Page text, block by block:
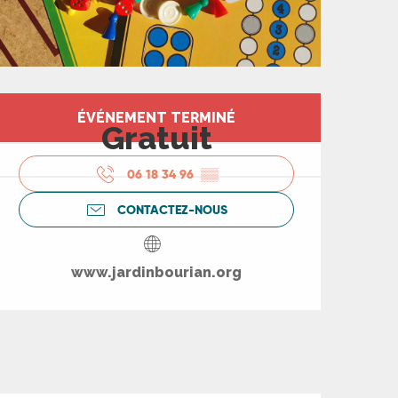
et
ÉVÉNEMENT TERMINÉ
Gratuit
06 18 34 96 ▒▒
CONTACTEZ-NOUS
www.jardinbourian.org